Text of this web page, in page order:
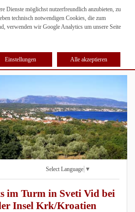
Dienste möglichst nutzerfreundlich anzubieten, zu
technisch notwendigen Cookies, die zum
verwenden wir Google Analytics um unsere Seite
Einstellungen Alle akzeptieren
Select Language ▼
im Turm in Sveti Vid bei
Insel Krk/Kroatien